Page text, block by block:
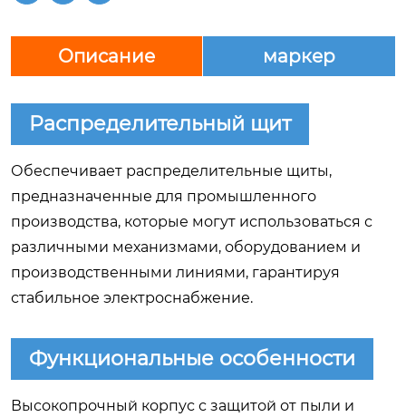
Описание маркер
Распределительный щит
Обеспечивает распределительные щиты,
предназначенные для промышленного
производства, которые могут использоваться с
различными механизмами, оборудованием и
производственными линиями, гарантируя
стабильное электроснабжение.
Функциональные особенности
Высокопрочный корпус с защитой от пыли и